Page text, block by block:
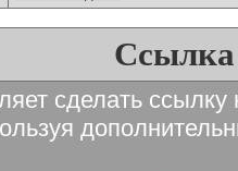
Ссылка
сделать